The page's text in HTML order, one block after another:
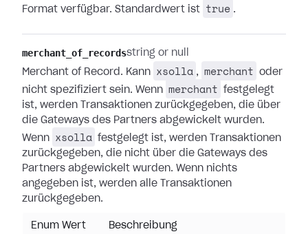
Format verfügbar. Standardwert ist
true .
merchant_of_recordsstring or null
Merchant of Record. Kann
xsolla , merchant
oder
nicht spezifiziert sein. Wenn merchant
festgelegt
ist, werden Transaktionen zurückgegeben, die über
die Gateways des Partners abgewickelt wurden.
Wenn
xsolla festgelegt ist, werden Transaktionen
zurückgegeben, die nicht über die Gateways des
Partners abgewickelt wurden. Wenn nichts
angegeben ist, werden alle Transaktionen
zurückgegeben.
Enum Wert Beschreibung